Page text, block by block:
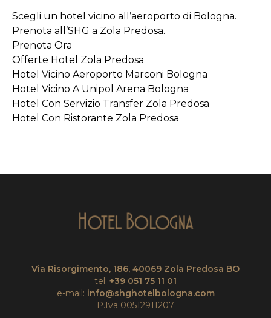
Scegli un hotel vicino all’aeroporto di Bologna.
Prenota all’SHG a Zola Predosa.
Prenota Ora
Offerte Hotel Zola Predosa
Hotel Vicino Aeroporto Marconi Bologna
Hotel Vicino A Unipol Arena Bologna
Hotel Con Servizio Transfer Zola Predosa
Hotel Con Ristorante Zola Predosa
Via Risorgimento, 186, 40069 Zola Predosa BO
tel: +39 051 75 11 01
e-mail: info@shghotelbologna.com
P.Iva 00512911207